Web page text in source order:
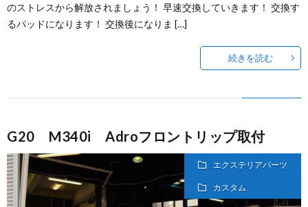
のストレスから解放されましょう！ 早速交換していきます！ 交換す
るパッドになります！ 交換後になりま […]
続きを読む
G20 M340i Adroフロントリップ取付
エクステリアパーツ
カスタム